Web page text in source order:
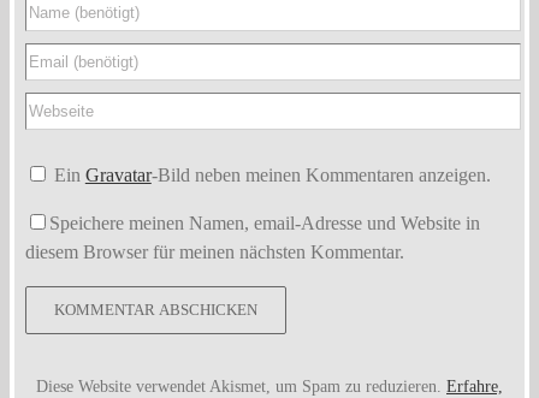
Ein Gravatar-Bild neben meinen Kommentaren anzeigen.
Speichere meinen Namen, email-Adresse und Website in
diesem Browser für meinen nächsten Kommentar.
Diese Website verwendet Akismet, um Spam zu reduzieren. Erfahre,